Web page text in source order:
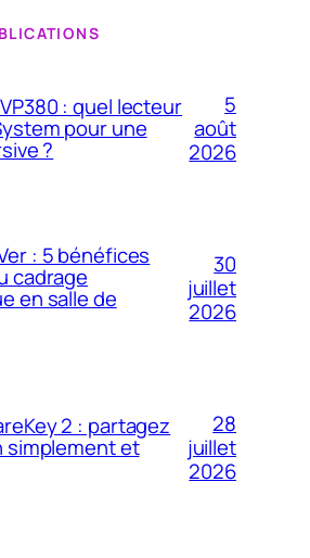
: quel lecteur
pour une
?
5
août
2026
: 5 bénéfices
cadrage
en salle de
30
juillet
2026
2 : partagez
simplement et
28
juillet
2026